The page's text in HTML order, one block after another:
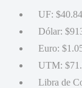
UF:
Dólar:
Euro:
UTM:
Libra de